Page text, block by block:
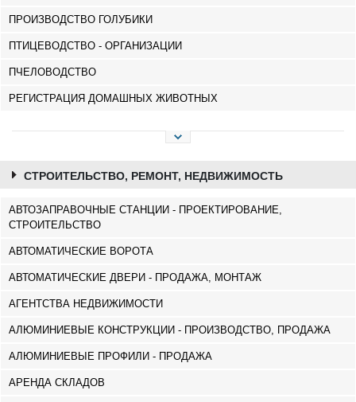
ПРОИЗВОДСТВО ГОЛУБИКИ
ПТИЦЕВОДСТВО - ОРГАНИЗАЦИИ
ПЧЕЛОВОДСТВО
РЕГИСТРАЦИЯ ДОМАШНЫХ ЖИВОТНЫХ
СТРОИТЕЛЬСТВО, РЕМОНТ, НЕДВИЖИМОСТЬ
АВТОЗАПРАВОЧНЫЕ СТАНЦИИ - ПРОЕКТИРОВАНИЕ,
СТРОИТЕЛЬСТВО
АВТОМАТИЧЕСКИЕ ВОРОТА
АВТОМАТИЧЕСКИЕ ДВЕРИ - ПРОДАЖА, МОНТАЖ
АГЕНТСТВА НЕДВИЖИМОСТИ
АЛЮМИНИЕВЫЕ КОНСТРУКЦИИ - ПРОИЗВОДСТВО, ПРОДАЖА
АЛЮМИНИЕВЫЕ ПРОФИЛИ - ПРОДАЖА
АРЕНДА СКЛАДОВ